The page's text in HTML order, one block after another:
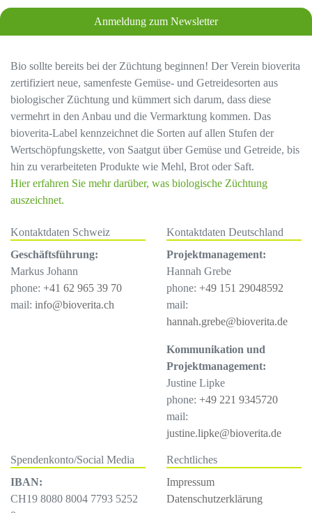
Anmeldung zum Newsletter
Bio sollte bereits bei der Züchtung beginnen! Der Verein bioverita
zertifiziert neue, samenfeste Gemüse- und Getreidesorten aus
biologischer Züchtung und kümmert sich darum, dass diese
vermehrt in den Anbau und die Vermarktung kommen. Das
bioverita-Label kennzeichnet die Sorten auf allen Stufen der
Wertschöpfungskette, von Saatgut über Gemüse und Getreide, bis
hin zu verarbeiteten Produkte wie Mehl, Brot oder Saft.
Hier erfahren Sie mehr darüber, was biologische Züchtung
auszeichnet.
Kontaktdaten Schweiz
Geschäftsführung:
Markus Johann
phone: +41 62 965 39 70
mail: info@bioverita.ch
Kontaktdaten Deutschland
Projektmanagement:
Hannah Grebe
phone: +49 151 29048592
mail:
hannah.grebe@bioverita.de
Kommunikation und
Projektmanagement:
Justine Lipke
phone: +49 221 9345720
mail:
justine.lipke@bioverita.de
Spendenkonto/Social Media
IBAN:
CH19 8080 8004 7793 5252
Rechtliches
Impressum
Datenschutzerklärung